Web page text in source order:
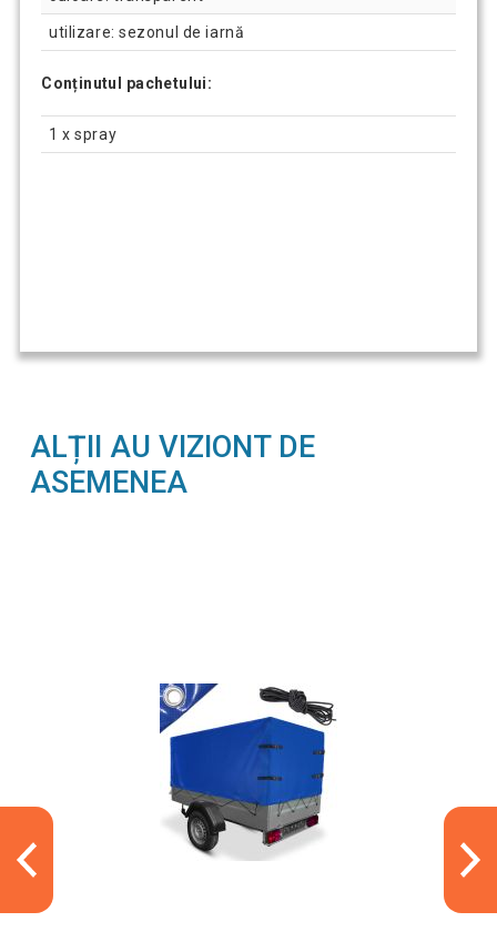
utilizare: sezonul de iarnă
Conținutul pachetului:
1 x spray
ALȚII AU VIZIONT DE
ASEMENEA